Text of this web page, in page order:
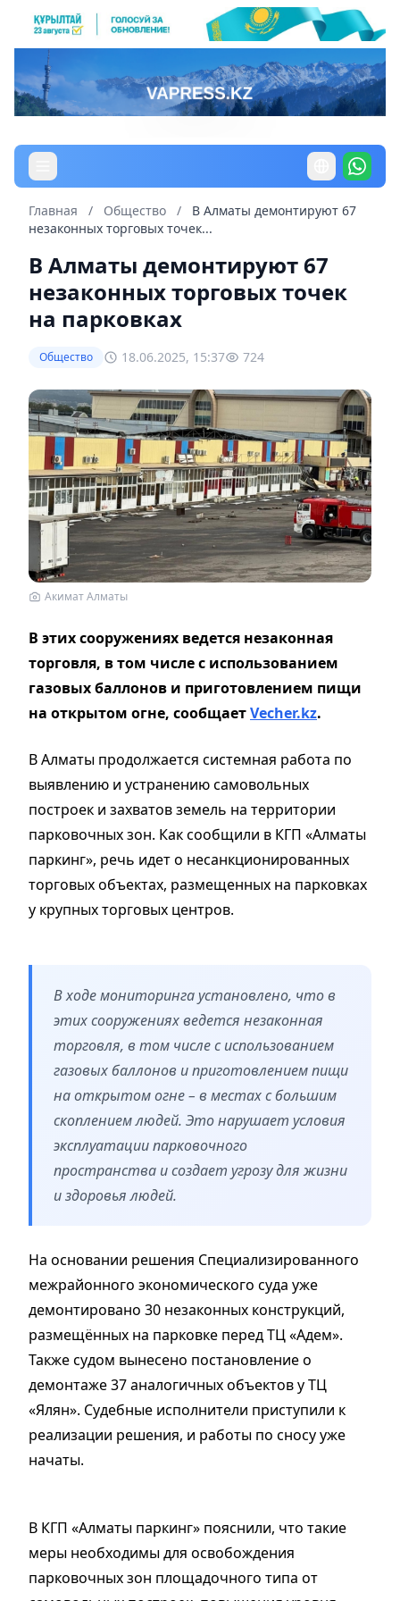
Главная / Общество /
В Алматы демонтируют 67
незаконных торговых точек...
В Алматы демонтируют 67
незаконных торговых точек
на парковках
Общество 18.06.2025, 15:37 724
Акимат Алматы
В этих сооружениях ведется незаконная
торговля, в том числе с использованием
газовых баллонов и приготовлением пищи
на открытом огне, сообщаетVecher.kz.
В Алматы продолжается системная работа по
выявлению и устранению самовольных
построек и захватов земель на территории
парковочных зон. Как сообщили в КГП «Алматы
паркинг», речь идет о несанкционированных
торговых объектах, размещенных на парковках
у крупных торговых центров.
В ходе мониторинга установлено, что в
этих сооружениях ведется незаконная
торговля, в том числе с использованием
газовых баллонов и приготовлением пищи
на открытом огне – в местах с большим
скоплением людей. Это нарушает условия
эксплуатации парковочного
пространства и создает угрозу для жизни
и здоровья людей.
На основании решения Специализированного
межрайонного экономического суда уже
демонтировано 30 незаконных конструкций,
размещённых на парковке перед ТЦ «Адем».
Также судом вынесено постановление о
демонтаже 37 аналогичных объектов у ТЦ
«Ялян». Судебные исполнители приступили к
реализации решения, и работы по сносу уже
начаты.
В КГП «Алматы паркинг» пояснили, что такие
меры необходимы для освобождения
парковочных зон площадочного типа от